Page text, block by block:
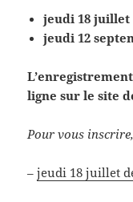
jeudi 18 juillet
jeudi 12
ligne sur le site
Pour vous
–jeudi 18 juillet